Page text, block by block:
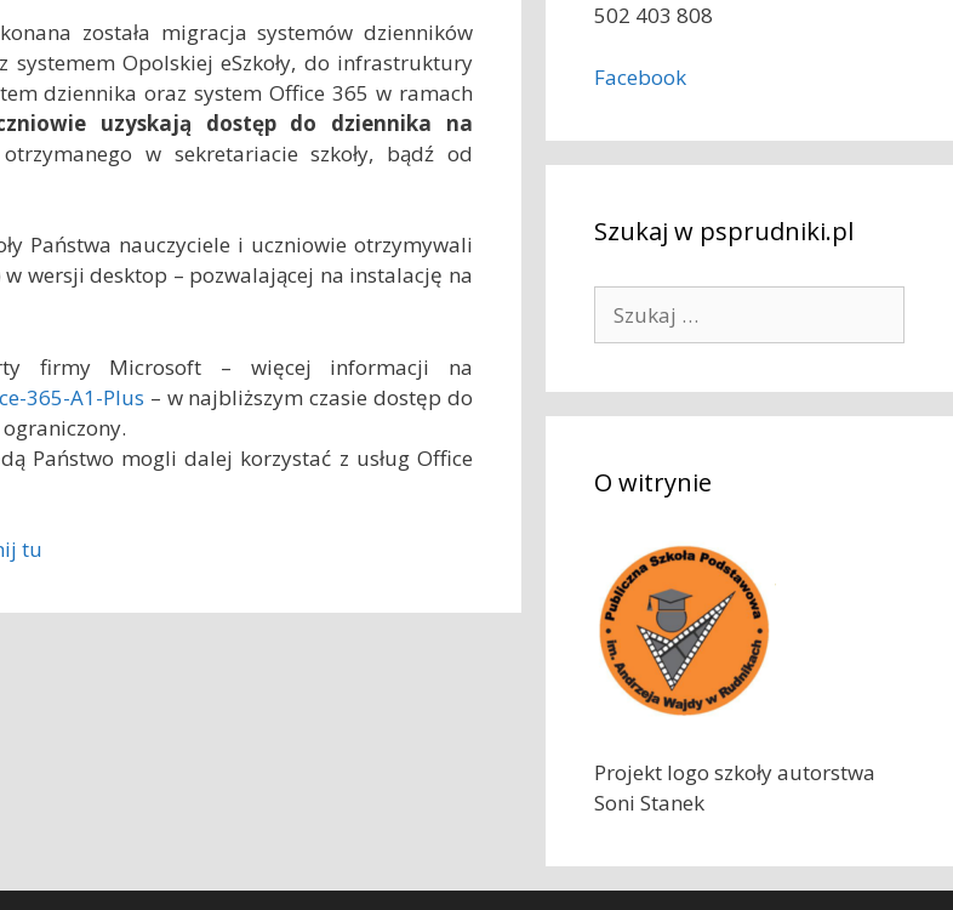
została migracja systemów dzienników
Opolskiej eSzkoły, do infrastruktury
dziennika oraz system Office 365 w ramach
uzyskają dostęp do dziennika na
otrzymanego w sekretariacie szkoły, bądź od
Państwa nauczyciele i uczniowie otrzymywali
wersji desktop – pozwalającej na instalację na
firmy Microsoft – więcej informacji na
365-A1-Plus – w najbliższym czasie dostęp do
Państwo mogli dalej korzystać z usług Office
tu
502 403 808
Facebook
Szukaj w psprudniki.pl
k
a
:O witrynie
Projekt logo szkoły autorstwa
Soni Stanek